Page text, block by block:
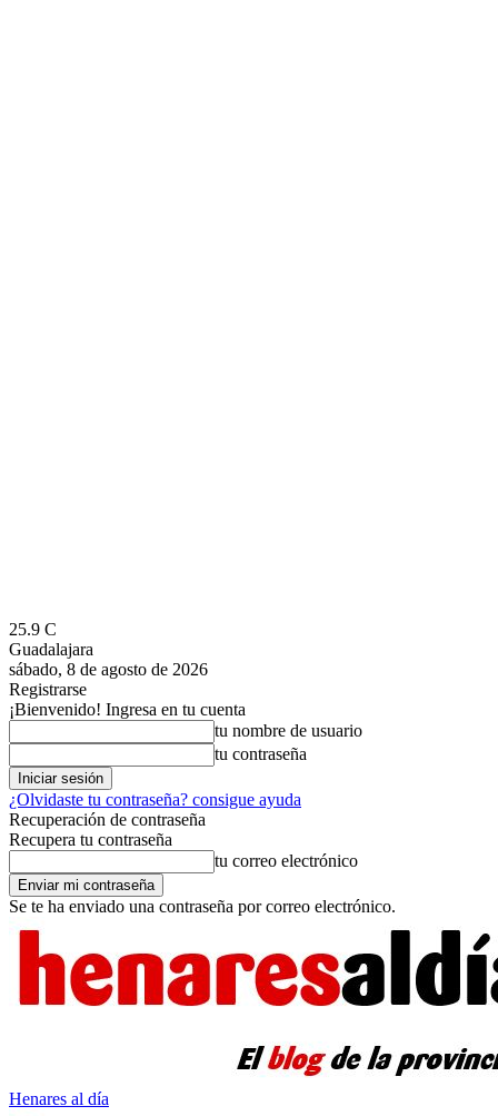
25.9 C
Guadalajara
sábado, 8 de agosto de 2026
Registrarse
¡Bienvenido! Ingresa en tu cuenta
tu nombre de usuario
tu contraseña
¿Olvidaste tu contraseña? consigue ayuda
Recuperación de contraseña
Recupera tu contraseña
tu correo electrónico
Se te ha enviado una contraseña por correo electrónico.
Henares al día